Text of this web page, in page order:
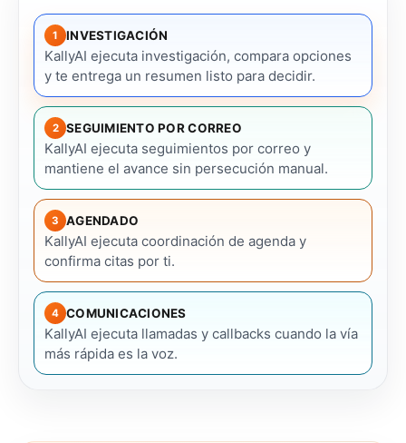
1 INVESTIGACIÓN
KallyAI ejecuta investigación, compara opciones
y te entrega un resumen listo para decidir.
2 SEGUIMIENTO POR CORREO
KallyAI ejecuta seguimientos por correo y
mantiene el avance sin persecución manual.
3 AGENDADO
KallyAI ejecuta coordinación de agenda y
confirma citas por ti.
4 COMUNICACIONES
KallyAI ejecuta llamadas y callbacks cuando la vía
más rápida es la voz.